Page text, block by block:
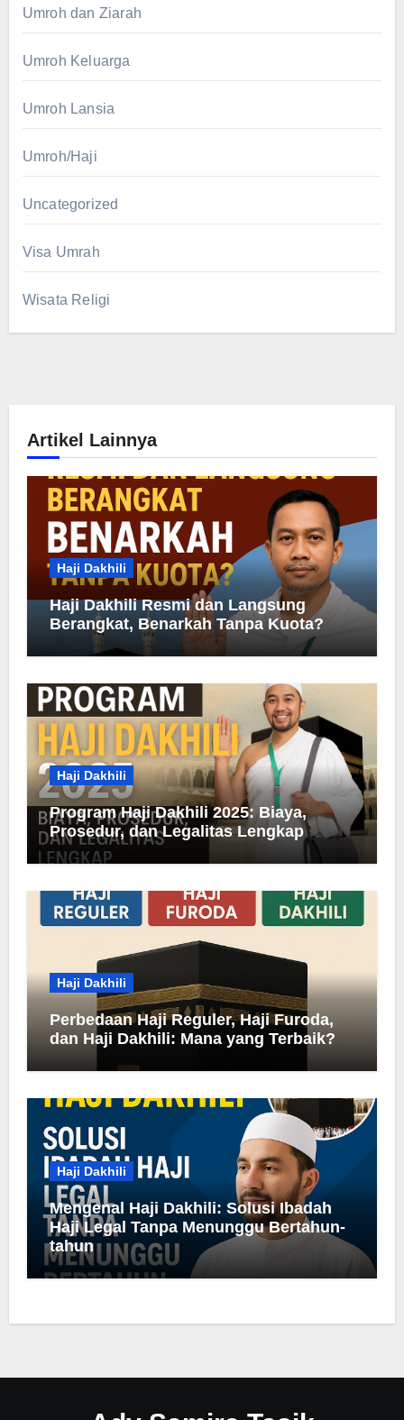
Umroh dan Ziarah
Umroh Keluarga
Umroh Lansia
Umroh/Haji
Uncategorized
Visa Umrah
Wisata Religi
Artikel Lainnya
Haji Dakhili
Haji Dakhili Resmi dan Langsung
Berangkat, Benarkah Tanpa Kuota?
Haji Dakhili
Program Haji Dakhili 2025: Biaya,
Prosedur, dan Legalitas Lengkap
Haji Dakhili
Perbedaan Haji Reguler, Haji Furoda,
dan Haji Dakhili: Mana yang Terbaik?
Haji Dakhili
Mengenal Haji Dakhili: Solusi Ibadah
Haji Legal Tanpa Menunggu Bertahun-
tahun